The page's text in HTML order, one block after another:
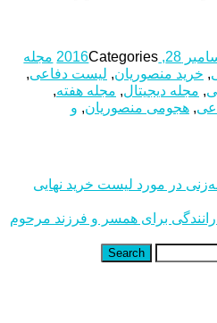
28, 2016
Categories
مجله
, خرید منصوریان, لیست دفاعی,
, مجله دیجیتال, مجله هفته,
, هجومی منصوریان, و
در مورد لیست خرید نهایی
برای همسر و فرزند مرحوم
Search